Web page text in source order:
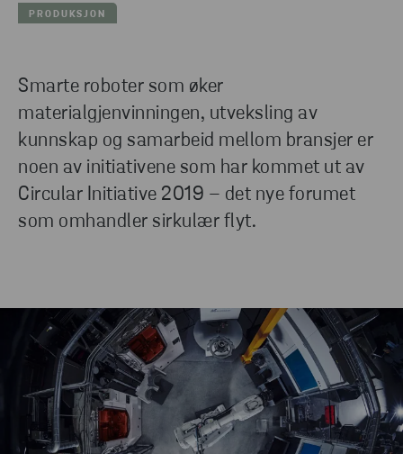
PRODUKSJON
Smarte roboter som øker
materialgjenvinningen, utveksling av
kunnskap og samarbeid mellom bransjer er
noen av initiativene som har kommet ut av
Circular Initiative 2019 – det nye forumet
som omhandler sirkulær flyt.